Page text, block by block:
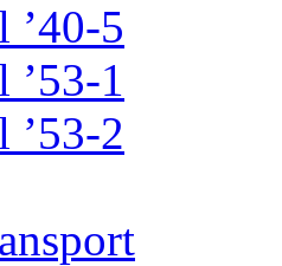
’40-5
’53-1
’53-2